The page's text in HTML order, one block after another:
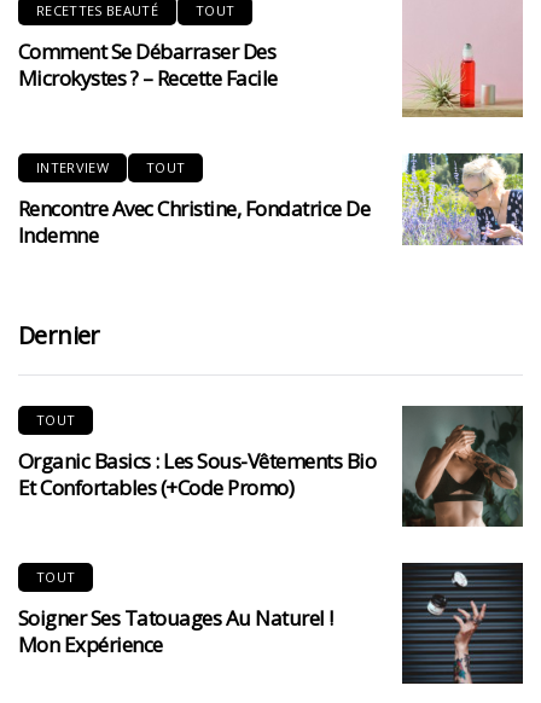
RECETTES BEAUTÉ TOUT
Comment Se Débarraser Des
Microkystes ? – Recette Facile
INTERVIEW TOUT
Rencontre Avec Christine, Fondatrice De
Indemne
Dernier
TOUT
Organic Basics : Les Sous-Vêtements Bio
Et Confortables (+code Promo)
TOUT
Soigner Ses Tatouages Au Naturel !
Mon Expérience